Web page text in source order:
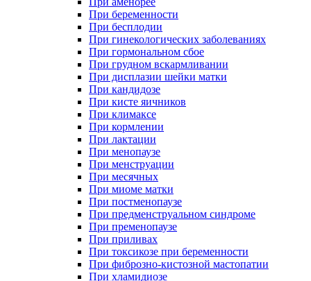
При беременности
При бесплодии
При гинекологических заболеваниях
При гормональном сбое
При грудном вскармливании
При дисплазии шейки матки
При кандидозе
При кисте яичников
При климаксе
При кормлении
При лактации
При менопаузе
При менструации
При месячных
При миоме матки
При постменопаузе
При предменструальном синдроме
При пременопаузе
При приливах
При токсикозе при беременности
При фиброзно-кистозной мастопатии
При хламидиозе